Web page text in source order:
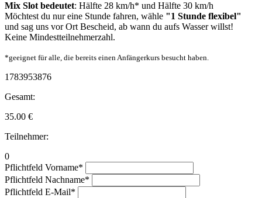
Mix Slot bedeutet: Hälfte 28 km/h* und Hälfte 30 km/h
Möchtest du nur eine Stunde fahren, wähle "1 Stunde flexibel"
und sag uns vor Ort Bescheid, ab wann du aufs Wasser willst!
Keine Mindestteilnehmerzahl.
*geeignet für alle, die bereits einen Anfängerkurs besucht haben.
1783953876
Gesamt:
35.00 €
Teilnehmer:
0
Pflichtfeld Vorname*
Pflichtfeld Nachname*
Pflichtfeld E-Mail*